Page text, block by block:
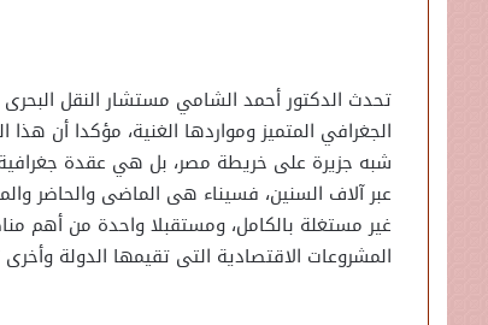
تحدث الدكتور أحمد الشامي مستشار النقل
الجغرافي المتميز ومواردها الغنية، مؤكدا أن
شبه جزيرة على خريطة مصر، بل هي عقدة جغرافية
عبر آلاف السنين، فسيناء هى الماضى والحاضر
غير مستغلة بالكامل، ومستقبلا واحدة من أهم
المشروعات الاقتصادية التى تقيمها الدولة